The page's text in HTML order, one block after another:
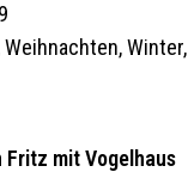
Weihnachten,Winter,
Fritz mit Vogelhaus